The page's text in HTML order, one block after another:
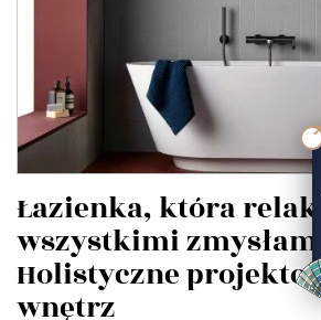
Łazienka, która
wszystkimi zmysłami.
Holistyczne
wnętrz